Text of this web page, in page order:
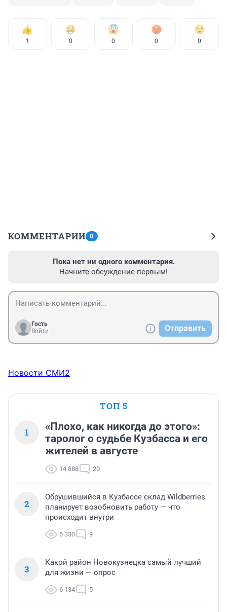
1 0 0 0 0
КОММЕНТАРИИ 0
Пока нет ни одного комментария.
Начните обсуждение первым!
Гость
Войти
Отправить
Новости СМИ2
ТОП 5
1
«Плохо, как никогда до этого»:
таролог о судьбе Кузбасса и его
жителей в августе
14 888 20
2
Обрушившийся в Кузбассе склад Wildberries
планирует возобновить работу — что
происходит внутри
6 330 9
3
Какой район Новокузнецка самый лучший
для жизни — опрос
6 134 5